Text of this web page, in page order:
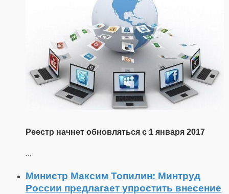
Реестр начнет обновляться с 1 января 2017
...
Министр Максим Топилин: Минтруд
России предлагает упростить внесение